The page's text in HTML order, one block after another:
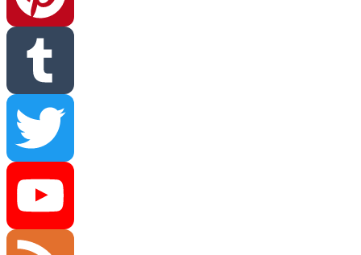
Pinterest
Tumblr
Twitter